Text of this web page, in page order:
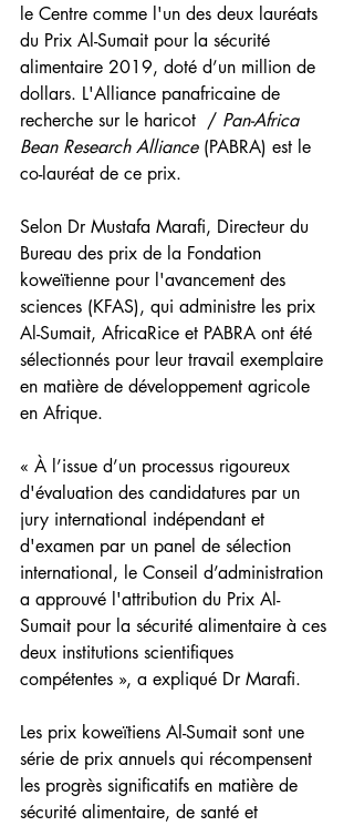
le Centre comme l'un des deux lauréats
du Prix Al-Sumait pour la sécurité
alimentaire 2019, doté d’un million de
dollars. L'Alliance panafricaine de
recherche sur le haricot  / Pan-Africa
Bean Research Alliance (PABRA) est le
co-lauréat de ce prix.
Selon Dr Mustafa Marafi, Directeur du
Bureau des prix de la Fondation
koweïtienne pour l'avancement des
sciences (KFAS), qui administre les prix
Al-Sumait, AfricaRice et PABRA ont été
sélectionnés pour leur travail exemplaire
en matière de développement agricole
en Afrique.
« À l’issue d’un processus rigoureux
d'évaluation des candidatures par un
jury international indépendant et
d'examen par un panel de sélection
international, le Conseil d’administration
a approuvé l'attribution du Prix Al-
Sumait pour la sécurité alimentaire à ces
deux institutions scientifiques
compétentes », a expliqué Dr Marafi.
Les prix koweïtiens Al-Sumait sont une
série de prix annuels qui récompensent
les progrès significatifs en matière de
sécurité alimentaire, de santé et